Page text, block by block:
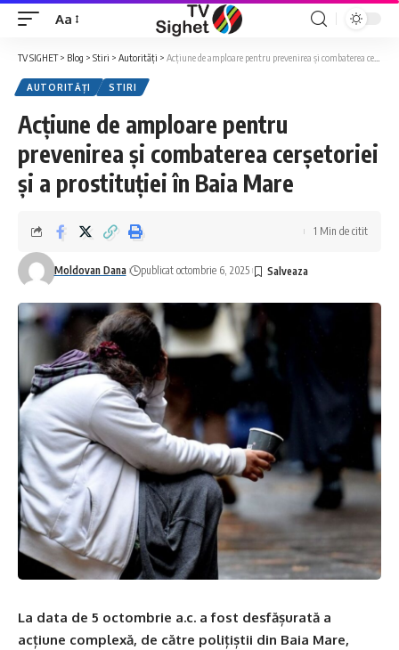
Font
Resizer
Aa
TV SIGHET> Blog > Stiri > Autorități > Acțiune de amploare pentru prevenirea și combaterea cerșetoriei și a prostituției în Baia Mare
AUTORITĂȚI STIRI
Acțiune de amploare pentru
prevenirea și combaterea cerșetoriei
și a prostituției în Baia Mare
Moldovan Dana publicat octombrie 6, 2025
1 Min de citit
La data de 5 octombrie a.c. a fost desfășurată a
acțiune complexă, de către polițiștii din Baia Mare,